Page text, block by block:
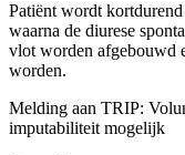
Patiënt wordt
waarna de diurese
vlot worden afgebouwd
worden.
Melding aan TRIP:
imputabiliteit mogelijk